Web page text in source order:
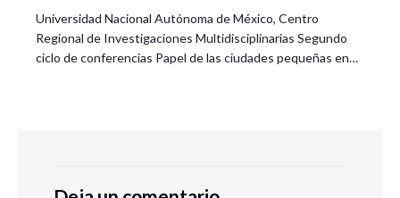
Universidad Nacional Autónoma de México, Centro
Regional de Investigaciones Multidisciplinarias Segundo
ciclo de conferencias Papel de las ciudades pequeñas en…